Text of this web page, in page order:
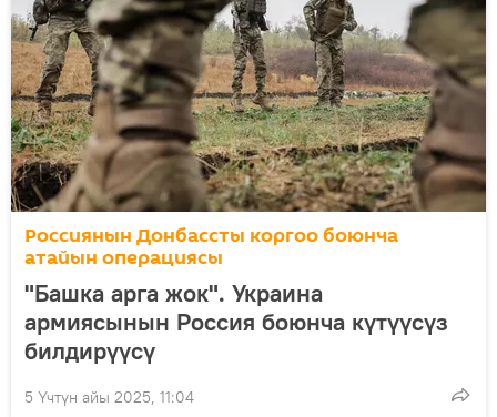
Россиянын Донбассты коргоо боюнча
атайын операциясы
"Башка арга жок". Украина
армиясынын Россия боюнча күтүүсүз
билдирүүсү
5 Үчтүн айы 2025, 11:04